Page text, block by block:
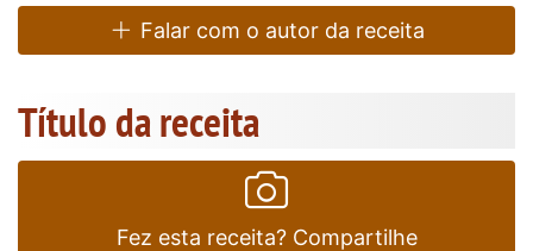
Falar com o autor da receita
Título da receita
Fez esta receita? Compartilhe